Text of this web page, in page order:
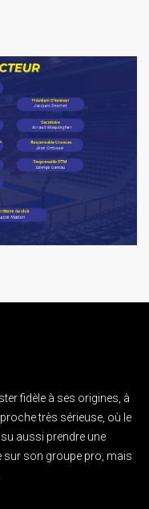
fidèle à ses origines, à
très sérieuse, où le
aussi prendre une
sur son groupe pro, mais